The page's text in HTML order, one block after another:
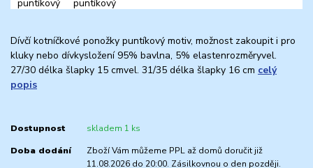
Dívčí kotníčkové ponožky puntíkový motiv, možnost zakoupit i pro
kluky nebo dívkysložení 95% bavlna, 5% elastenrozměryvel.
27/30 délka šlapky 15 cmvel. 31/35 délka šlapky 16 cm celý
popis
Dostupnost skladem 1 ks
Doba dodání
Zboží Vám můžeme PPL až domů doručit již
11.08.2026 do 20:00. Zásilkovnou o den později.